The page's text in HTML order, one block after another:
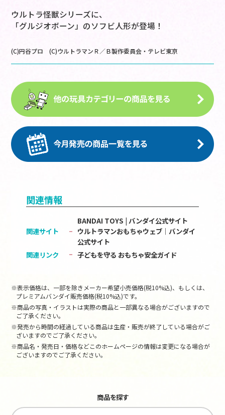
ウルトラ怪獣シリーズに、
「グルジオボーン」のソフビ人形が登場！
(C)円谷プロ (C)ウルトラマンＲ／Ｂ製作委員会・テレビ東京
関連情報
関連サイト
BANDAI TOYS | バンダイ公式サイト
ウルトラマンおもちゃウェブ｜バンダイ
公式サイト
関連リンク
子どもを守る おもちゃ安全ガイド
※表示価格は、一部を除きメーカー希望小売価格(税10%込)、もしくは、
プレミアムバンダイ販売価格(税10%込)です。
※商品の写真・イラストは実際の商品と一部異なる場合がございますので
ご了承ください。
※発売から時間の経過している商品は生産・販売が終了している場合がご
ざいますのでご了承ください。
※商品名・発売日・価格などこのホームページの情報は変更になる場合が
ございますのでご了承ください。
商品を探す